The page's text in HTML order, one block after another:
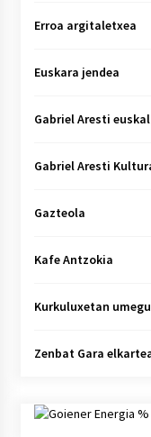
Erroa argitaletxea
Euskara jendea
Gabriel Aresti
Gabriel Aresti
Gazteola
Kafe Antzokia
Kurkuluxetan
Zenbat Gara